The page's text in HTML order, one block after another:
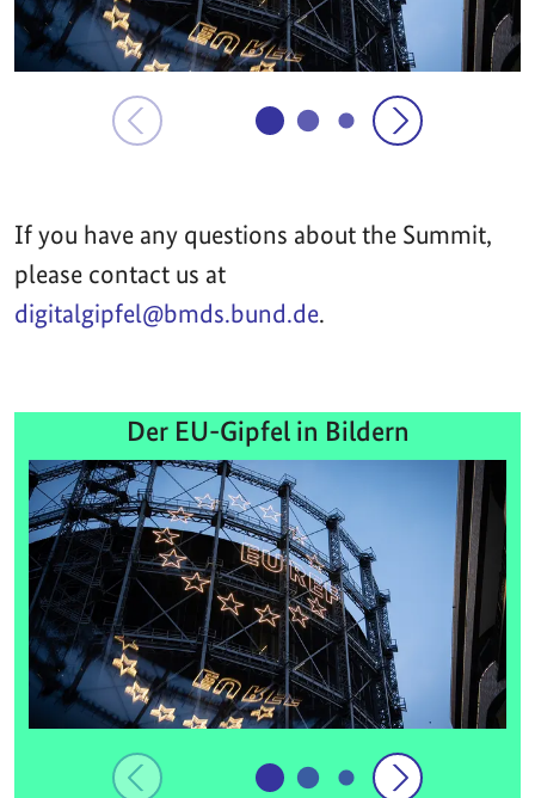
If you have any questions about the Summit,
please contact us at
digitalgipfel@bmds.bund.de.
Der EU-Gipfel in Bildern